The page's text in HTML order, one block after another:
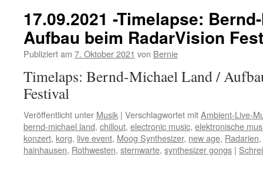
17.09.2021 -Timelapse:
Aufbau beim RadarVision
Publiziert am 7. Oktober 2021 von Bernie
Timelaps: Bernd-Michael Land /
Festival
Veröffentlicht unter Musik | Verschlagwortet mitAmbient-Live-
bernd-michael land, chillout, electronic music, elektronische
konzert, korg, live event, Moog Synthesizer, new age, Radarien,
hainhausen, Rothwesten, sternwarte, synthesizer gongs |